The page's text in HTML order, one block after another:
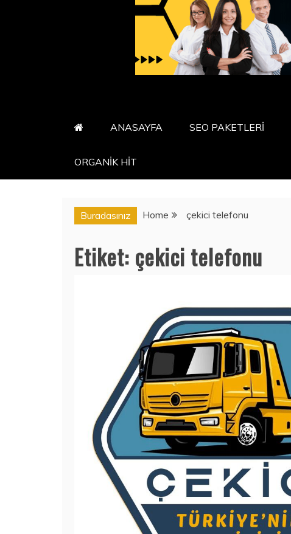
ANASAYFA SEO PAKETLERİ
ORGANİK HİT
Buradasınız Home çekici telefonu
Etiket: çekici telefonu